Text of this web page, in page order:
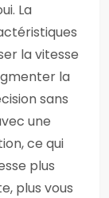
La
la vitesse
la
sans
une
ce qui
plus
plus vous